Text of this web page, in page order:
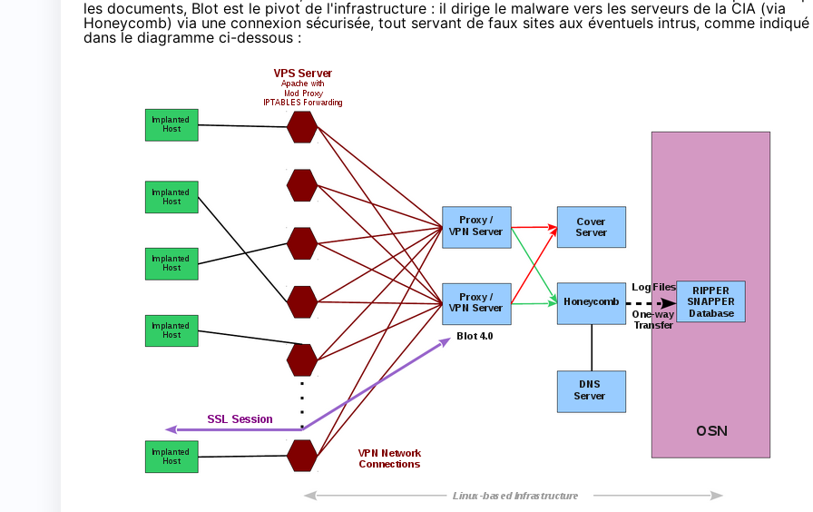
les documents, Blot est le pivot de l'infrastructure : il dirige le malware vers les serveurs de la CIA (via
Honeycomb) via une connexion sécurisée, tout servant de faux sites aux éventuels intrus, comme indiqué
dans le diagramme ci-dessous :